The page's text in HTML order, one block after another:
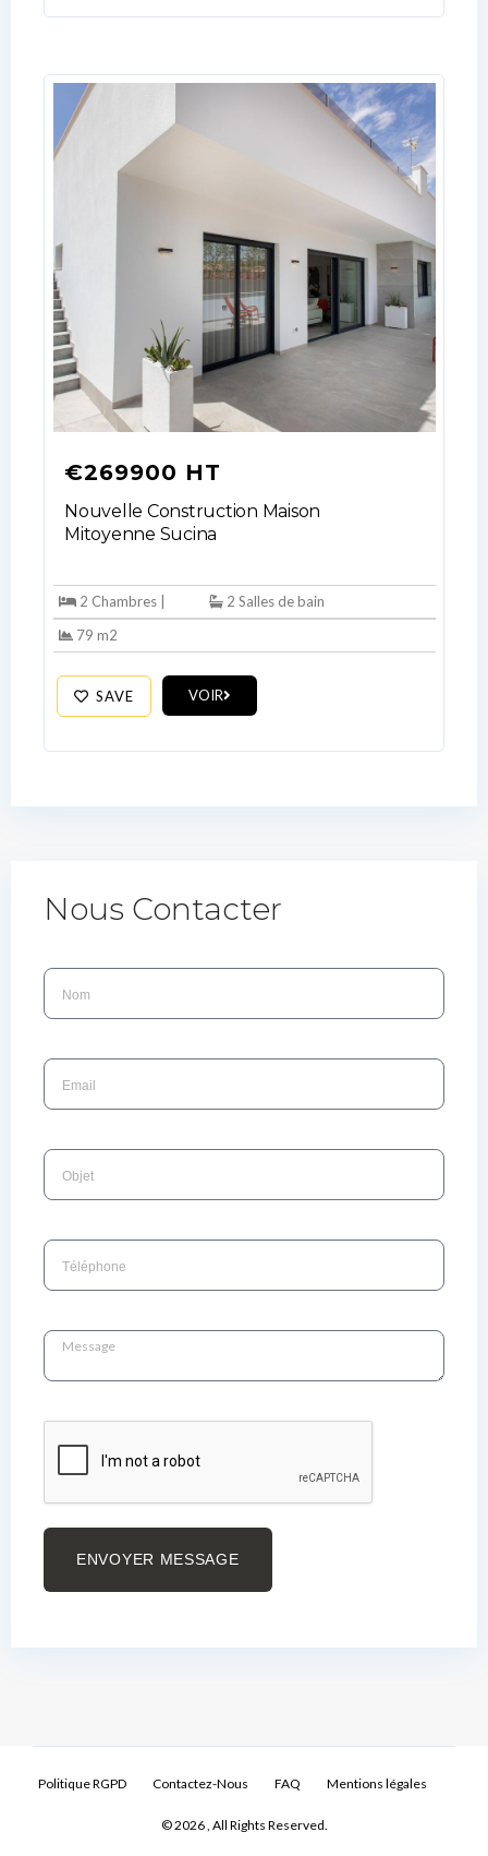
€269900 HT
Nouvelle Construction Maison
Mitoyenne Sucina
2 Chambres |
2 Salles de bain
79 m2
SAVE VOIR
Nous Contacter
ENVOYER MESSAGE
Politique RGPD Contactez-Nous FAQ Mentions légales
© 2026 , All Rights Reserved.
No apps configured. Please contact
Lost your password?